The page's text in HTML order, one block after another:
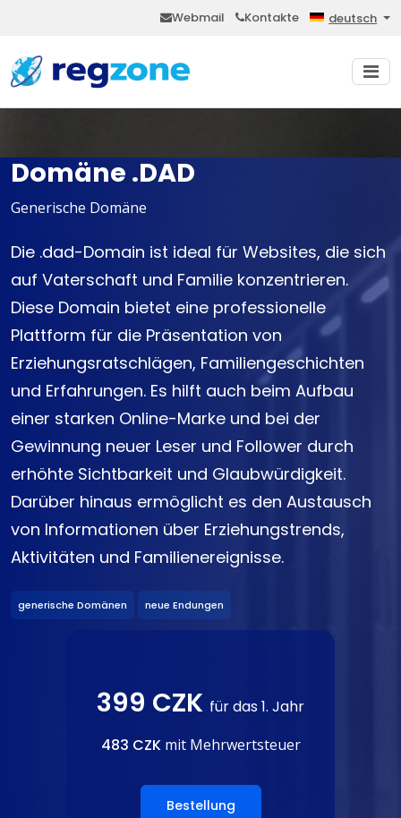
Webmail Kontakte deutsch
Domäne .DAD
Generische Domäne
Die .dad-Domain ist ideal für Websites, die sich
auf Vaterschaft und Familie konzentrieren.
Diese Domain bietet eine professionelle
Plattform für die Präsentation von
Erziehungsratschlägen, Familiengeschichten
und Erfahrungen. Es hilft auch beim Aufbau
einer starken Online-Marke und bei der
Gewinnung neuer Leser und Follower durch
erhöhte Sichtbarkeit und Glaubwürdigkeit.
Darüber hinaus ermöglicht es den Austausch
von Informationen über Erziehungstrends,
Aktivitäten und Familienereignisse.
generische Domänen neue Endungen
399 CZK für das 1. Jahr
483 CZKmit Mehrwertsteuer
Bestellung